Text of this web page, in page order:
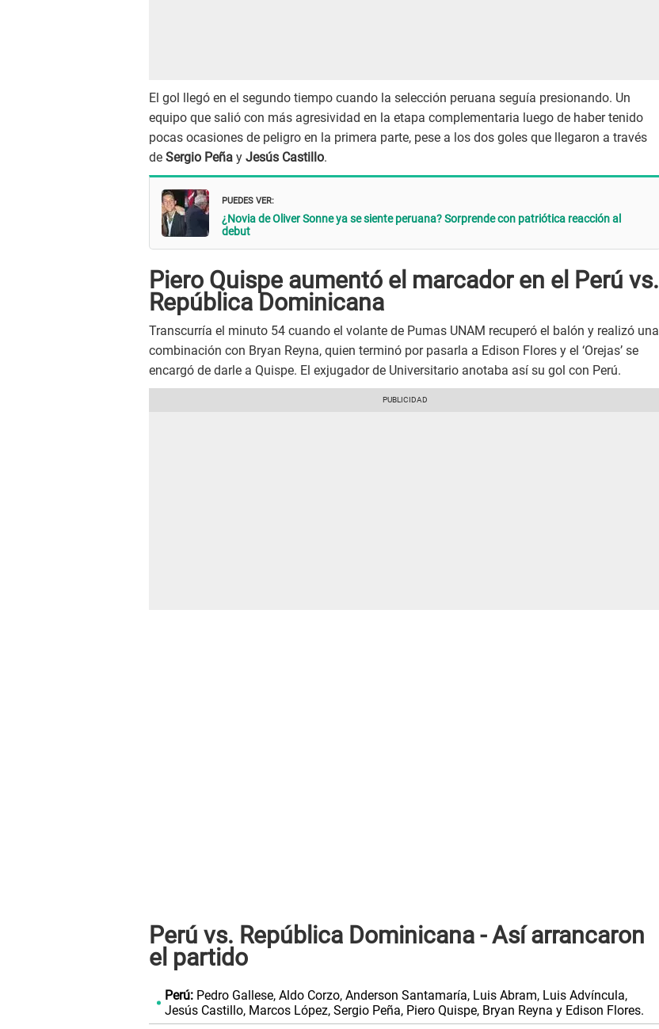
El gol llegó en el segundo tiempo cuando la selección peruana seguía presionando. Un
equipo que salió con más agresividad en la etapa complementaria luego de haber tenido
pocas ocasiones de peligro en la primera parte, pese a los dos goles que llegaron a través
de Sergio Peña y Jesús Castillo.
PUEDES VER:
¿Novia de Oliver Sonne ya se siente peruana? Sorprende con patriótica reacción al
debut
Piero Quispe aumentó el marcador en el Perú vs.
República Dominicana
Transcurría el minuto 54 cuando el volante de Pumas UNAM recuperó el balón y realizó una
combinación con Bryan Reyna, quien terminó por pasarla a Edison Flores y el ‘Orejas’ se
encargó de darle a Quispe. El exjugador de Universitario anotaba así su gol con Perú.
Perú vs. República Dominicana - Así arrancaron
el partido
Perú: Pedro Gallese, Aldo Corzo, Anderson Santamaría, Luis Abram, Luis Advíncula,
Jesús Castillo, Marcos López, Sergio Peña, Piero Quispe, Bryan Reyna y Edison Flores.